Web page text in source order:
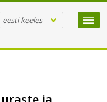
eesti keeles